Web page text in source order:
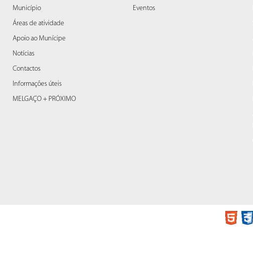
Município
Áreas de atividade
Apoio ao Munícipe
Notícias
Contactos
Informações úteis
MELGAÇO + PRÓXIMO
Eventos